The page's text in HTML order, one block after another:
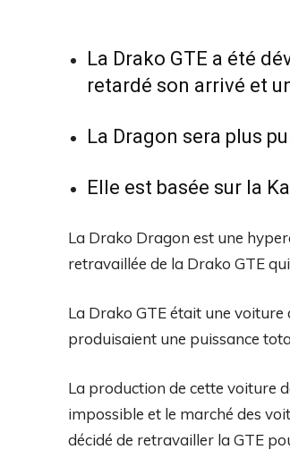
La Drako GTE a été
retardé son arrivé et
La Dragon sera plus
Elle est basée sur la
La Drako Dragon est une
retravaillée de la Drako GTE
La Drako GTE était une
produisaient une puissance
La production de cette voiture
impossible et le marché des
décidé de retravailler la GTE